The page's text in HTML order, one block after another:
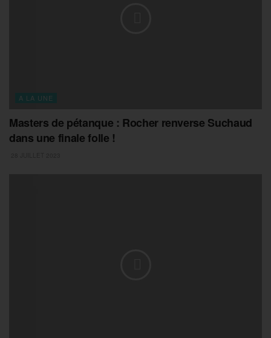
A LA UNE
Masters de pétanque : Rocher renverse Suchaud
dans une finale folle !